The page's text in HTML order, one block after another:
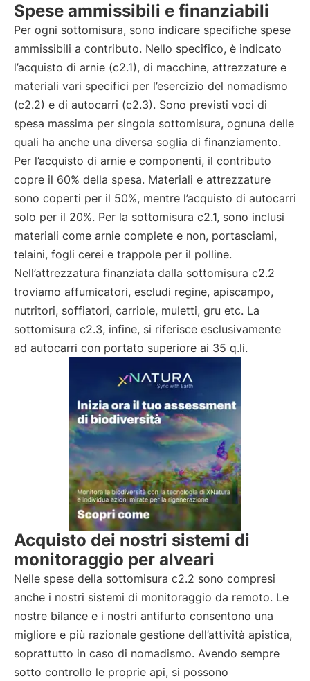
Spese ammissibili e finanziabili
Per ogni sottomisura, sono indicare specifiche spese
ammissibili a contributo. Nello specifico, è indicato
l’acquisto di arnie (c2.1), di macchine, attrezzature e
materiali vari specifici per l’esercizio del nomadismo
(c2.2) e di autocarri (c2.3). Sono previsti voci di
spesa massima per singola sottomisura, ognuna delle
quali ha anche una diversa soglia di finanziamento.
Per l’acquisto di arnie e componenti, il contributo
copre il 60% della spesa. Materiali e attrezzature
sono coperti per il 50%, mentre l’acquisto di autocarri
solo per il 20%. Per la sottomisura c2.1, sono inclusi
materiali come arnie complete e non, portasciami,
telaini, fogli cerei e trappole per il polline.
Nell’attrezzatura finanziata dalla sottomisura c2.2
troviamo affumicatori, escludi regine, apiscampo,
nutritori, soffiatori, carriole, muletti, gru etc. La
sottomisura c2.3, infine, si riferisce esclusivamente
ad autocarri con portato superiore ai 35 q.li.
Acquisto dei nostri sistemi di
monitoraggio per alveari
Nelle spese della sottomisura c2.2 sono compresi
anche i nostri sistemi di monitoraggio da remoto. Le
nostre bilance e i nostri antifurto consentono una
migliore e più razionale gestione dell’attività apistica,
soprattutto in caso di nomadismo. Avendo sempre
sotto controllo le proprie api, si possono